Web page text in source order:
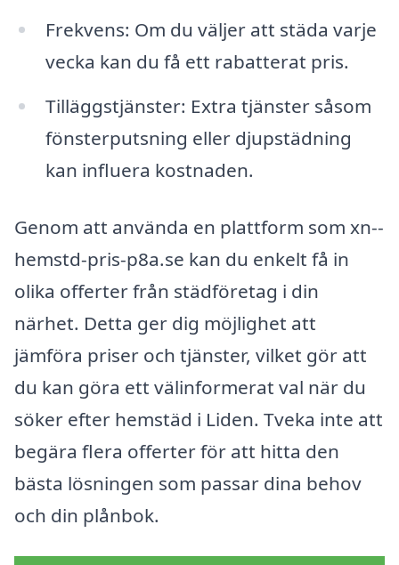
Frekvens: Om du väljer att städa varje
vecka kan du få ett rabatterat pris.
Tilläggstjänster: Extra tjänster såsom
fönsterputsning eller djupstädning
kan influera kostnaden.
Genom att använda en plattform som xn--
hemstd-pris-p8a.se kan du enkelt få in
olika offerter från städföretag i din
närhet. Detta ger dig möjlighet att
jämföra priser och tjänster, vilket gör att
du kan göra ett välinformerat val när du
söker efter hemstäd i Liden. Tveka inte att
begära flera offerter för att hitta den
bästa lösningen som passar dina behov
och din plånbok.